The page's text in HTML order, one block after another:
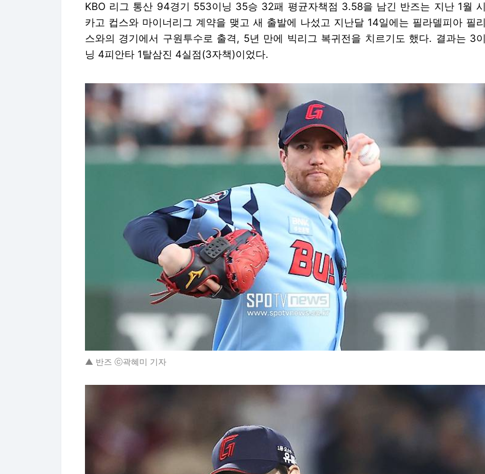
KBO 리그 통산 94경기 553이닝 35승 32패 평균자책점 3.58을 남긴 반즈는 지난 1월 시
카고 컵스와 마이너리그 계약을 맺고 새 출발에 나섰고 지난달 14일에는 필라델피아 필리
스와의 경기에서 구원투수로 출격, 5년 만에 빅리그 복귀전을 치르기도 했다. 결과는 3이
닝 4피안타 1탈삼진 4실점(3자책)이었다.
▲ 반즈 ⓒ곽혜미 기자